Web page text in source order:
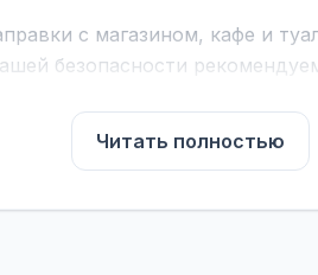
с магазином, кафе и
безопасности
поездки: регулировка
работают стюарды. У нас
билет заранее не
Читать полностью